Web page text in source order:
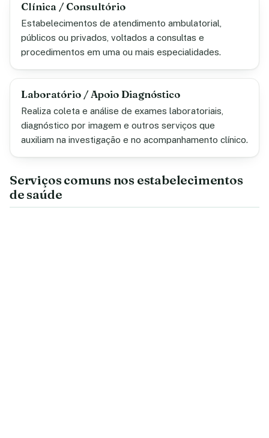
Clínica / Consultório
Estabelecimentos de atendimento ambulatorial,
públicos ou privados, voltados a consultas e
procedimentos em uma ou mais especialidades.
Laboratório / Apoio Diagnóstico
Realiza coleta e análise de exames laboratoriais,
diagnóstico por imagem e outros serviços que
auxiliam na investigação e no acompanhamento clínico.
Serviços comuns nos estabelecimentos
de saúde